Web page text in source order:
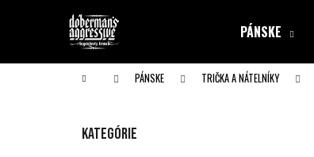
PÁNSKE
Domov PÁNSKE TRIČKA A NÁTELNÍKY
Preskočiť
Kategórie
í
Späť
do obchodu
Späť
do obchodu